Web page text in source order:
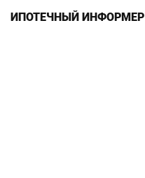
ИПОТЕЧНЫЙ ИНФОРМЕР